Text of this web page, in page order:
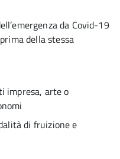
da Covid-19
della stessa
impresa, arte o
di fruizione e